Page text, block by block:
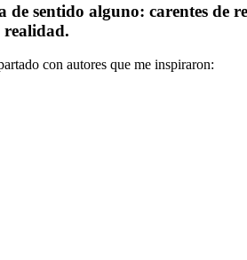
de sentido alguno: carentes
realidad.
con autores que me inspiraron: